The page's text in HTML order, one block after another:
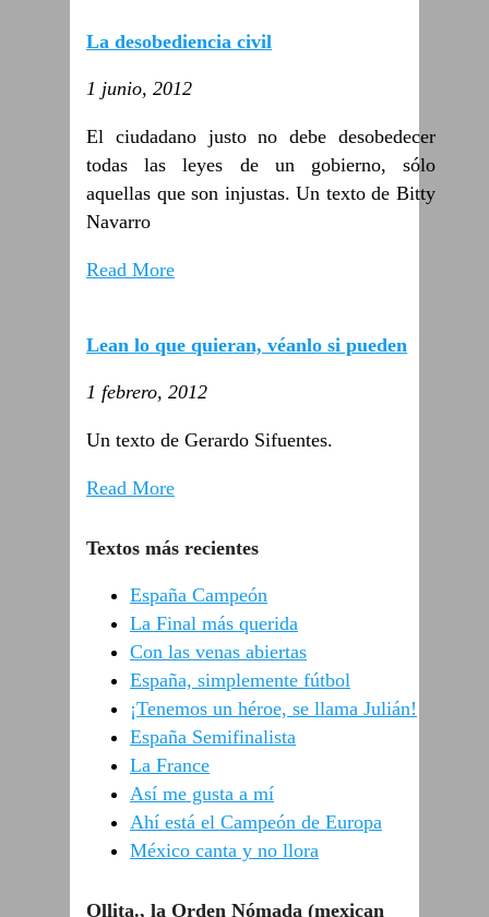
La desobediencia civil
1 junio, 2012
El ciudadano justo no debe desobedecer
todas las leyes de un gobierno, sólo
aquellas que son injustas. Un texto de Bitty
Navarro
Read More
Lean lo que quieran, véanlo si pueden
1 febrero, 2012
Un texto de Gerardo Sifuentes.
Read More
Textos más recientes
España Campeón
La Final más querida
Con las venas abiertas
España, simplemente fútbol
¡Tenemos un héroe, se llama Julián!
España Semifinalista
La France
Así me gusta a mí
Ahí está el Campeón de Europa
México canta y no llora
Ollita., la Orden Nómada (mexican